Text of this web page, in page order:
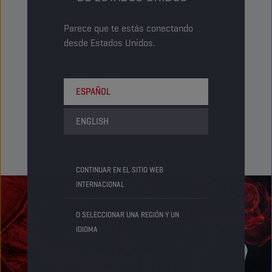
Parece que te estás conectando
desde Estados Unidos.
ESPAÑOL
ENGLISH
CONTINUAR EN EL SITIO WEB
INTERNACIONAL
O SELECCIONAR UNA REGIÓN Y UN
IDIOMA
5413048242236
Status NORMAL